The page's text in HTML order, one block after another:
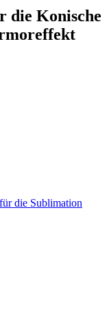
die Konische
die Sublimation